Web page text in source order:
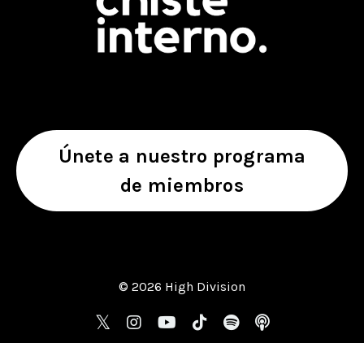
Únete a nuestro programa
de miembros
© 2026 High Division